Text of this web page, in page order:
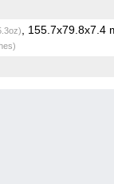
, 155.7x79.8x7.4